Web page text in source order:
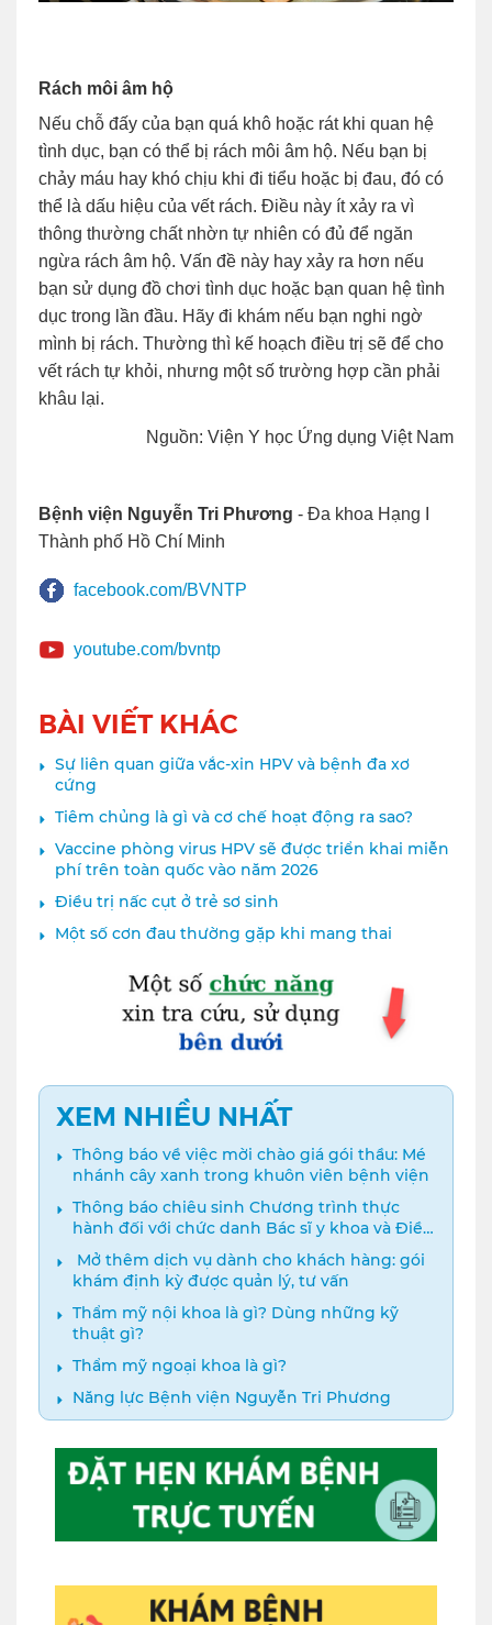
Rách môi âm hộ
Nếu chỗ đấy của bạn quá khô hoặc rát khi quan hệ
tình dục, bạn có thể bị rách môi âm hộ. Nếu bạn bị
chảy máu hay khó chịu khi đi tiểu hoặc bị đau, đó có
thể là dấu hiệu của vết rách. Điều này ít xảy ra vì
thông thường chất nhờn tự nhiên có đủ để ngăn
ngừa rách âm hộ. Vấn đề này hay xảy ra hơn nếu
bạn sử dụng đồ chơi tình dục hoặc bạn quan hệ tình
dục trong lần đầu. Hãy đi khám nếu bạn nghi ngờ
mình bị rách. Thường thì kế hoạch điều trị sẽ để cho
vết rách tự khỏi, nhưng một số trường hợp cần phải
khâu lại.
Nguồn: Viện Y học Ứng dụng Việt Nam
Bệnh viện Nguyễn Tri Phương - Đa khoa Hạng I
Thành phố Hồ Chí Minh
facebook.com/BVNTP
youtube.com/bvntp
BÀI VIẾT KHÁC
Sự liên quan giữa vắc-xin HPV và bệnh đa xơ
cứng
Tiêm chủng là gì và cơ chế hoạt động ra sao?
Vaccine phòng virus HPV sẽ được triển khai miễn
phí trên toàn quốc vào năm 2026
Điều trị nấc cụt ở trẻ sơ sinh
Một số cơn đau thường gặp khi mang thai
XEM NHIỀU NHẤT
Thông báo về việc mời chào giá gói thầu: Mé
nhánh cây xanh trong khuôn viên bệnh viện
Thông báo chiêu sinh Chương trình thực
hành đối với chức danh Bác sĩ y khoa và Điều
dưỡng năm 2024
️ Mở thêm dịch vụ dành cho khách hàng: gói
khám định kỳ được quản lý, tư vấn
Thẩm mỹ nội khoa là gì? Dùng những kỹ
thuật gì?
Thẩm mỹ ngoại khoa là gì?
Năng lực Bệnh viện Nguyễn Tri Phương